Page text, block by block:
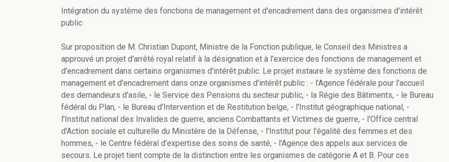
Intégration du système des fonctions de management et d'encadrement dans des organismes d'intérêt
public
Sur proposition de M. Christian Dupont, Ministre de la Fonction publique, le Conseil des Ministres a
approuvé un projet d'arrêté royal relatif à la désignation et à l'exercice des fonctions de management et
d'encadrement dans certains organismes d'intérêt public. Le projet instaure le système des fonctions de
management et d'encadrement dans onze organismes d'intérêt public : - l'Agence fédérale pour l'accueil
des demandeurs d'asile, - le Service des Pensions du secteur public, - la Régie des Bâtiments, - le Bureau
fédéral du Plan, - le Bureau d'Intervention et de Restitution belge, - l'Institut géographique national, -
l'Institut national des Invalides de guerre, anciens Combattants et Victimes de guerre, - l'Office central
d'Action sociale et culturelle du Ministère de la Défense, - l'Institut pour l'égalité des femmes et des
hommes, - le Centre fédéral d'expertise des soins de santé, - l'Agence des appels aux services de
secours. Le projet tient compte de la distinction entre les organismes de catégorie A et B. Pour ces